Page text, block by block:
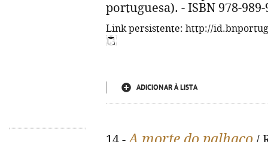
portuguesa). - ISBN 978-989-
Link persistente: http://
ADICIONAR À LISTA